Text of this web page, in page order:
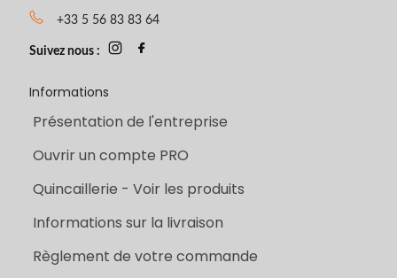
+33 5 56 83 83 64
Suivez nous :
Informations
Présentation de l'entreprise
Ouvrir un compte PRO
Quincaillerie - Voir les produits
Informations sur la livraison
Règlement de votre commande